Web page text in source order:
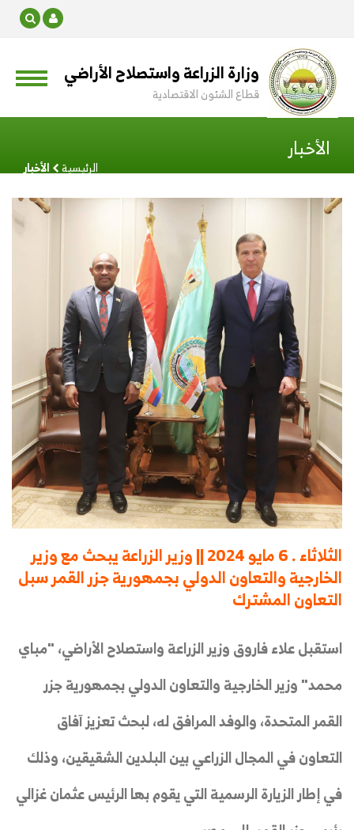
وزارة الزراعة واستصلاح الأراضي
قطاع الشئون الاقتصادية
الأخبار
الرئيسية الأخبار
الثلاثاء . 6 مايو 2024 || وزير الزراعة يبحث مع وزير
الخارجية والتعاون الدولي بجمهورية جزر القمر سبل
التعاون المشترك
استقبل علاء فاروق وزير الزراعة واستصلاح الأراضي، "مباي
محمد" وزير الخارجية والتعاون الدولي بجمهورية جزر
القمر المتحدة، والوفد المرافق له، لبحث تعزيز آفاق
التعاون في المجال الزراعي بين البلدين الشقيقين، وذلك
في إطار الزيارة الرسمية التي يقوم بها الرئيس عثمان غزالي